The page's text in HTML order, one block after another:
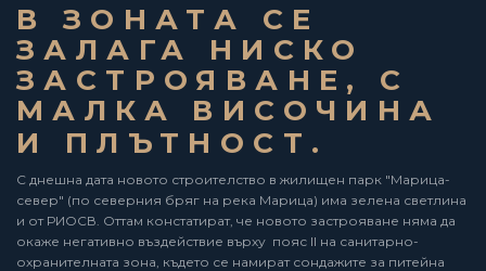
В ЗОНАТА СЕ
ЗАЛАГА НИСКО
ЗАСТРОЯВАНЕ, С
МАЛКА ВИСОЧИНА
И ПЛЪТНОСТ.
С днешна дата новото строителство в жилищен парк "Марица-
север" (по северния бряг на река Марица) има зелена светлина
и от РИОСВ. Оттам констатират, че новото застрояване няма да
окаже негативно въздействие върху пояс II на санитарно-
охранителната зона, където се намират сондажите за питейна